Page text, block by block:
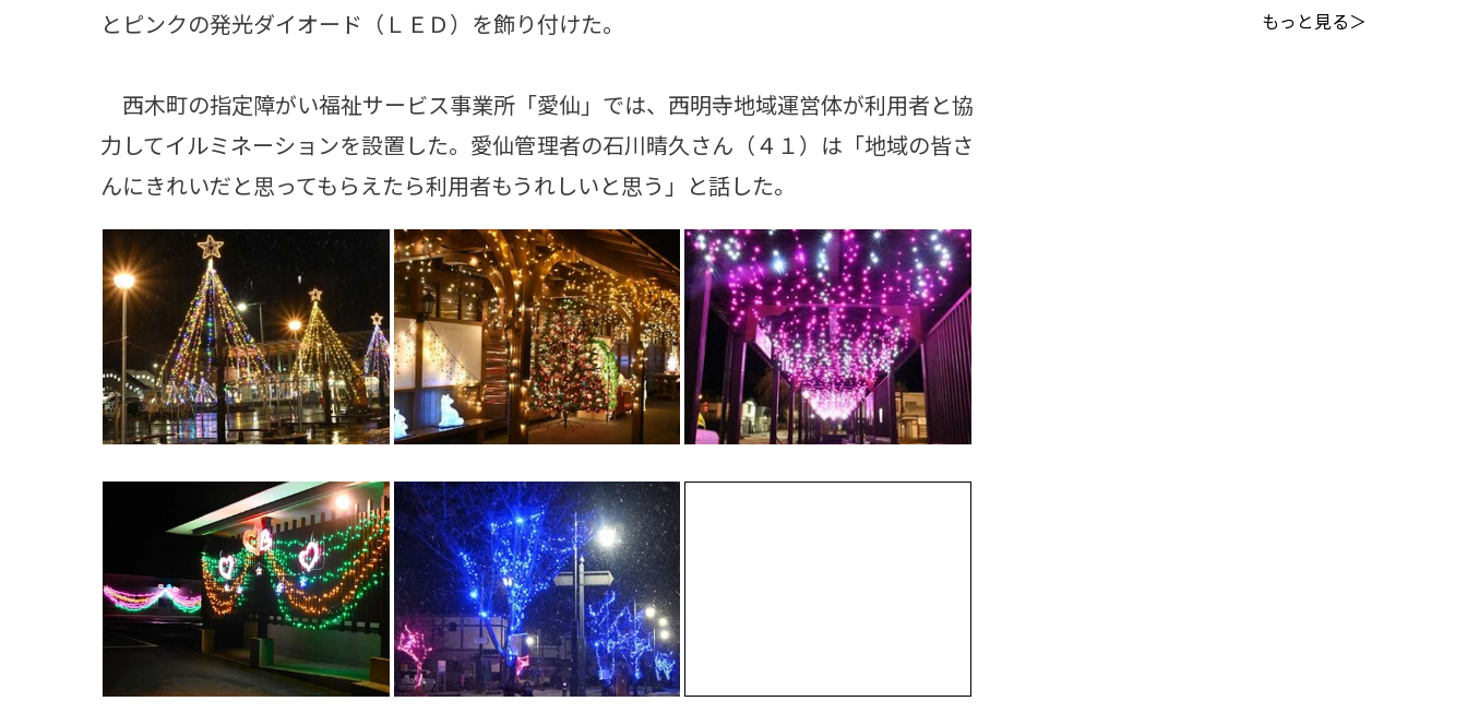
とピンクの発光ダイオード（ＬＥＤ）を飾り付けた。
西木町の指定障がい福祉サービス事業所「愛仙」では、西明寺地域運営体が利用者と協
力してイルミネーションを設置した。愛仙管理者の石川晴久さん（４１）は「地域の皆さ
んにきれいだと思ってもらえたら利用者もうれしいと思う」と話した。
もっと見る＞